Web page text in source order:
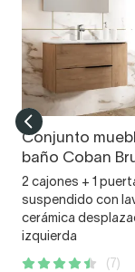
Conjunto
baño Coban
2 cajones + 1
suspendido con
cerámica
izquierda
(7)